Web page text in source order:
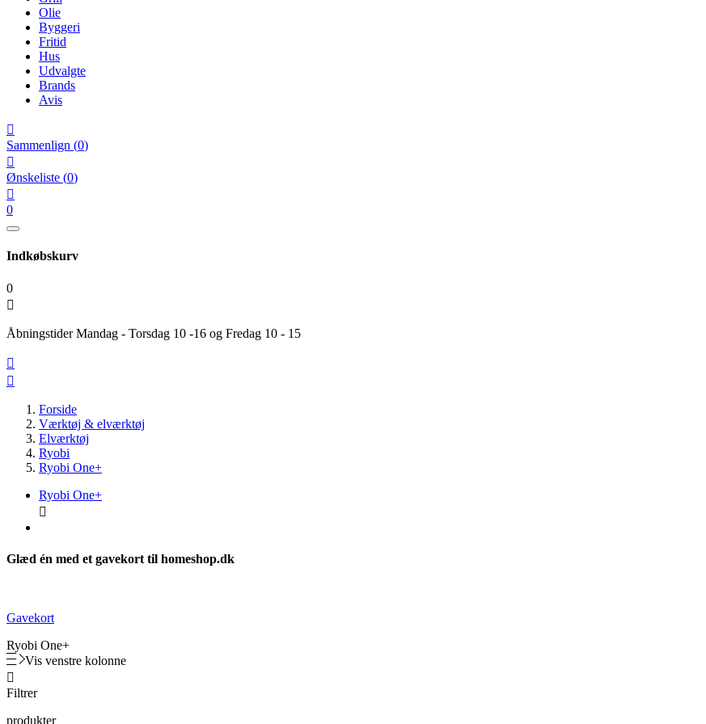
Olie
Byggeri
Fritid
Hus
Udvalgte
Brands
Avis

Sammenlign (0)

Ønskeliste (0)

0
Indkøbskurv
0

Åbningstider Mandag - Torsdag 10 -16 og Fredag 10 - 15


Forside
Værktøj & elværktøj
Elværktøj
Ryobi
Ryobi One+
Ryobi One+

Glæd én med et gavekort til homeshop.dk
Gavekort
Ryobi One+
Vis venstre kolonne

Filtrer
produkter